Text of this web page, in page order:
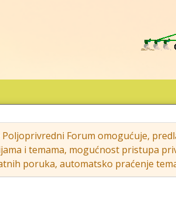
Forum omogućuje,
i temama, mogućnost pristupa
poruka, automatsko praćenje